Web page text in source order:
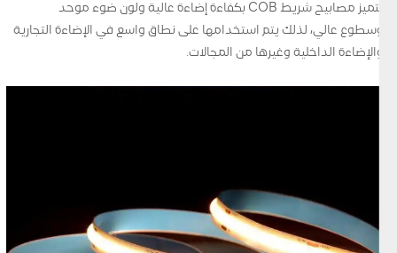
تتميز مصابيح شريط COB بكفاءة إضاءة عالية ولون ضوء موحد
وسطوع عالي، لذلك يتم استخدامها على نطاق واسع في الإضاءة التجارية
والإضاءة الداخلية وغيرها من المجالات.